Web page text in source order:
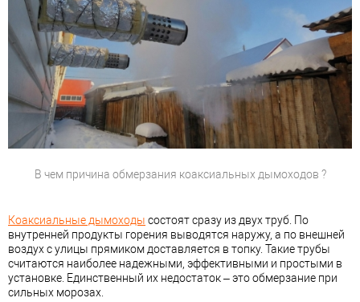
Коаксиальные дымоходы состоят сразу из двух труб. По
внутренней продукты горения выводятся наружу, а по внешней
воздух с улицы прямиком доставляется в топку. Такие трубы
считаются наиболее надежными, эффективными и простыми в
установке. Единственный их недостаток – это обмерзание при
сильных морозах.
В чем причина обмерзания коаксиальных дымоходов ?